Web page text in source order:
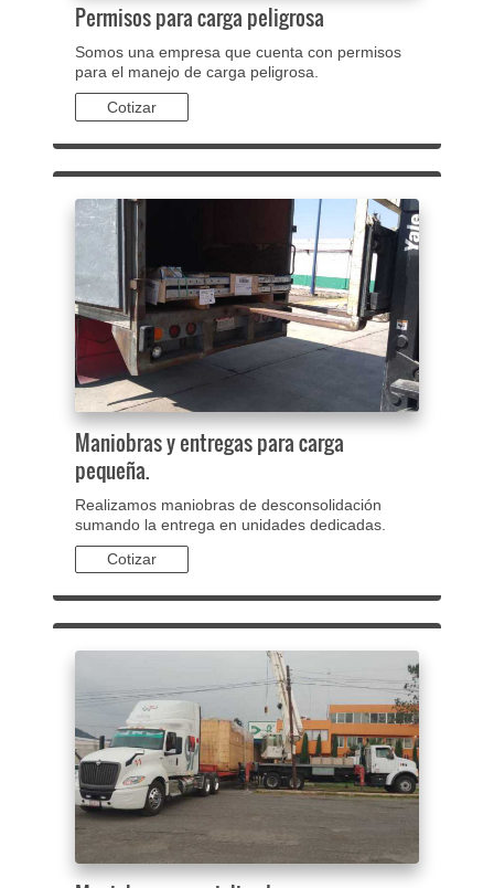
Permisos para carga peligrosa
Somos una empresa que cuenta con permisos
para el manejo de carga peligrosa.
Cotizar
Maniobras y entregas para carga
pequeña.
Realizamos maniobras de desconsolidación
sumando la entrega en unidades dedicadas.
Cotizar